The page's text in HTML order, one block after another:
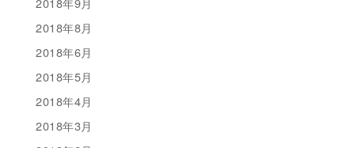
2018年8月
2018年6月
2018年5月
2018年4月
2018年3月